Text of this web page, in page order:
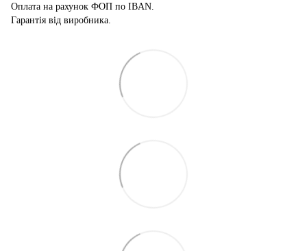
Оплата на рахунок ФОП по IBAN.
Гарантія від виробника.